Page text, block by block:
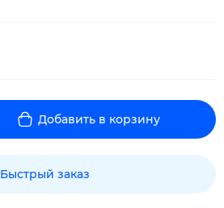
Добавить в корзину
Быстрый заказ